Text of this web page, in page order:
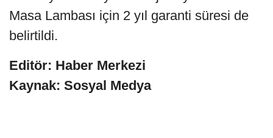
Masa Lambası için 2 yıl garanti süresi de
belirtildi.
Editör: Haber Merkezi
Kaynak: Sosyal Medya